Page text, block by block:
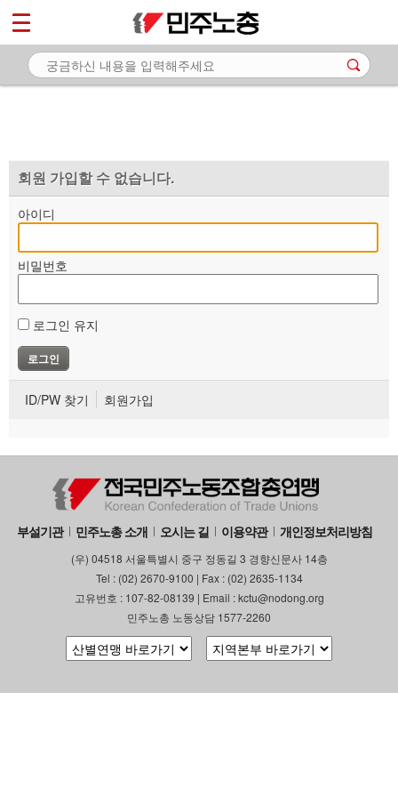
회원 가입할 수 없습니다.
아이디
비밀번호
로그인 유지
ID/PW 찾기 회원가입
부설기관 민주노총 소개 오시는 길 이용약관 개인정보처리방침
(우) 04518 서울특별시 중구 정동길 3 경향신문사 14층
Tel : (02) 2670-9100 | Fax : (02) 2635-1134
고유번호 : 107-82-08139 | Email : kctu@nodong.org
민주노총 노동상담 1577-2260
마이페이지
소개
자료
부설기관